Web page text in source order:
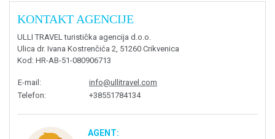
KONTAKT AGENCIJE
ULLI TRAVEL turistička agencija d.o.o.
Ulica dr. Ivana Kostrenčića 2, 51260 Crikvenica
Kod : HR-AB-51-080906713
E-mail :
info@ullitravel.com
Telefon: +38551784134
AGENT: